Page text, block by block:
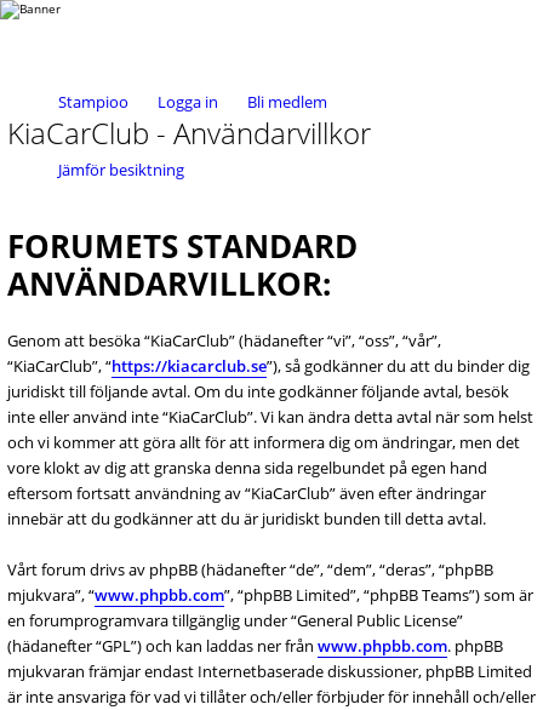
Stampioo Logga in Bli medlem
Jämför besiktning
KiaCarClub - Användarvillkor
FORUMETS STANDARD
ANVÄNDARVILLKOR:
Genom att besöka “KiaCarClub” (hädanefter “vi”, “oss”, “vår”,
“KiaCarClub”, “https://kiacarclub.se”), så godkänner du att du binder dig
juridiskt till följande avtal. Om du inte godkänner följande avtal, besök
inte eller använd inte “KiaCarClub”. Vi kan ändra detta avtal när som helst
och vi kommer att göra allt för att informera dig om ändringar, men det
vore klokt av dig att granska denna sida regelbundet på egen hand
eftersom fortsatt användning av “KiaCarClub” även efter ändringar
innebär att du godkänner att du är juridiskt bunden till detta avtal.
Vårt forum drivs av phpBB (hädanefter “de”, “dem”, “deras”, “phpBB
mjukvara”, “www.phpbb.com”, “phpBB Limited”, “phpBB Teams”) som är
en forumprogramvara tillgänglig under “General Public License”
(hädanefter “GPL”) och kan laddas ner från www.phpbb.com. phpBB
mjukvaran främjar endast Internetbaserade diskussioner, phpBB Limited
är inte ansvariga för vad vi tillåter och/eller förbjuder för innehåll och/eller